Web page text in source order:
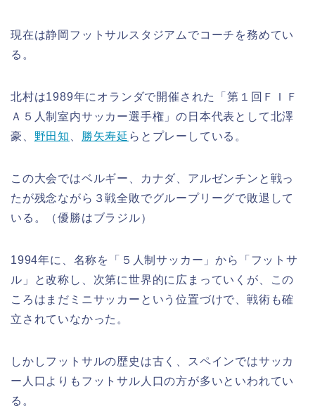
現在は静岡フットサルスタジアムでコーチを務めてい
る。
北村は1989年にオランダで開催された「第１回ＦＩＦ
Ａ５人制室内サッカー選手権」の日本代表として北澤
豪、 野田知 勝矢寿延 らとプレーしている。
この大会ではベルギー、カナダ、アルゼンチンと戦っ
たが残念ながら３戦全敗でグループリーグで敗退して
いる。（優勝はブラジル）
1994年に、名称を「５人制サッカー」から「フットサ
ル」と改称し、次第に世界的に広まっていくが、この
ころはまだミニサッカーという位置づけで、戦術も確
立されていなかった。
しかしフットサルの歴史は古く、スペインではサッカ
ー人口よりもフットサル人口の方が多いといわれてい
る。